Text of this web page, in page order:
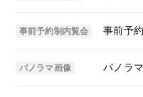
事前予約制内覧会 事前予
パノラマ画像 パノラ